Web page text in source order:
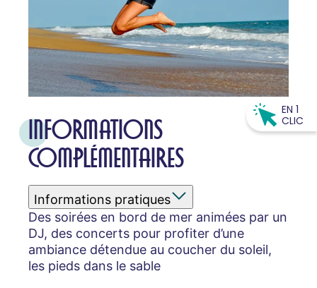
INFORMATIONS
COMPLÉMENTAIRES
Informations pratiques
Des soirées en bord de mer animées par un
DJ, des concerts pour profiter d’une
ambiance détendue au coucher du soleil,
les pieds dans le sable
EN 1
CLIC